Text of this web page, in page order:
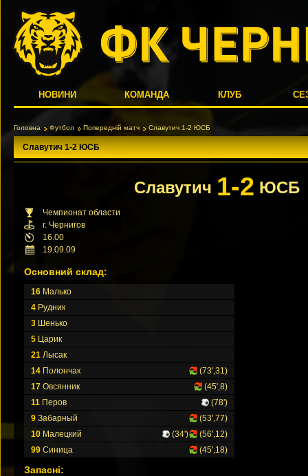
НОВИНИ КОМАНДА КЛУБ
Головна Футбол Попередній матч Славутич 1-2 ЮСБ
Славутич 1-2 ЮСБ
Славутич 1-2 ЮСБ
Чемпионат области
г. Чернигов
16.00
19.09.09
Основний склад:
16 Малько
4 Рудник
3 Шенько
5 Царик
21 Лысак
14 Полончак
(73',31)
17 Овсянник
(45',8)
11 Перов
(78')
9 Забарный
(53',77)
10 Малецкий (56',12)
(34')
99 Синица (45',18)
Запасні: